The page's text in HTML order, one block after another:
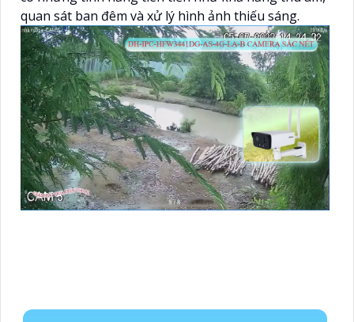
quan sát ban đêm và xử lý hình ảnh thiếu sáng.